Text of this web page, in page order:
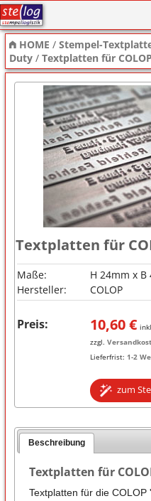
HOME
Stempel
Stempel-Textplatten
Stempelzubehör
HOME /Stempel-
Duty /Textplatten für COLOP
Textplatten für
Maße:
H 24mm x B
Hersteller:
COLOP
Preis: 10,60€
zzgl.
Lieferfrist: 1-2
zum
Beschreibung
Textplatten für
Textplatten für die COLOP